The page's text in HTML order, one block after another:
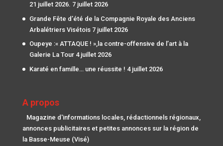
21 juillet 2026. 7 juillet 2026
Grande Fête d’été de la Compagnie Royale des Anciens
Arbalétriers Visétois 7 juillet 2026
Oupeye :« ATTAQUE ! »,la contre-offensive de l’art à la
Galerie La Tour 4 juillet 2026
Karaté en famille… une réussite ! 4 juillet 2026
A propos
Magazine d'informations locales, rédactionnels régionaux,
annonces publicitaires et petites annonces sur la région de
la Basse-Meuse (Visé)